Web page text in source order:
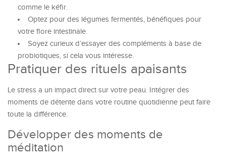
comme le kéfir.
Optez pour des légumes fermentés, bénéfiques pour
votre flore intestinale.
Soyez curieux d’essayer des compléments à base de
probiotiques, si cela vous intéresse.
Pratiquer des rituels apaisants
Le stress a un impact direct sur votre peau. Intégrer des
moments de détente dans votre routine quotidienne peut faire
toute la différence.
Développer des moments de
méditation